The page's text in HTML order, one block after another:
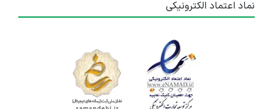
نماد اعتماد الکترونیکی